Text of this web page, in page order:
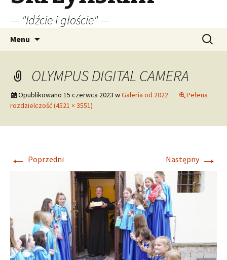
— "Idźcie i głoście" —
Menu Szukaj:
OLYMPUS DIGITAL CAMERA
Opublikowano 15 czerwca 2023 wGaleria od 2022
Pełena
rozdzielczość (4521 × 3551)
← Poprzedni Następny →